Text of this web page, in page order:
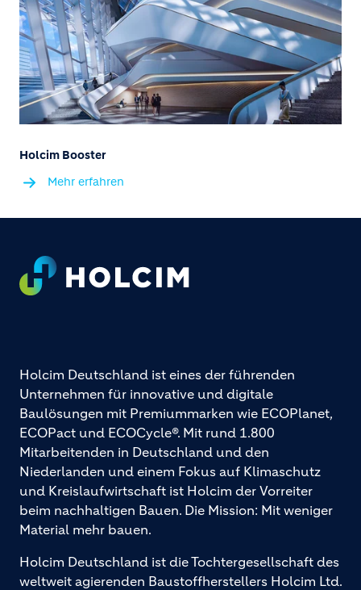
Holcim Booster
Mehr erfahren
Footer
Holcim Deutschland ist eines der führenden
Unternehmen für innovative und digitale
Baulösungen mit Premiummarken wie ECOPlanet,
ECOPact und ECOCycle®. Mit rund 1.800
Mitarbeitenden in Deutschland und den
Niederlanden und einem Fokus auf Klimaschutz
und Kreislaufwirtschaft ist Holcim der Vorreiter
beim nachhaltigen Bauen. Die Mission: Mit weniger
Material mehr bauen.
Holcim Deutschland ist die Tochtergesellschaft des
weltweit agierenden Baustoffherstellers Holcim Ltd.